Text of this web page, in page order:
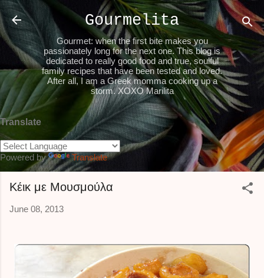
Skip to main content
Gourmelita
Gourmet: when the first bite makes you
passionately long for the next one. This blog is
dedicated to really good food and true, soulful
family recipes that have been tested and loved.
After all, I am a Greek momma cooking up a
storm. XOXO Marilita
Translate
Powered by Translate
Κέικ με Μουσμούλα
June 08, 2013